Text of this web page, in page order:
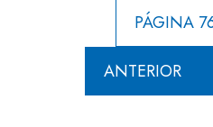
PÁGINA
ANTERIOR